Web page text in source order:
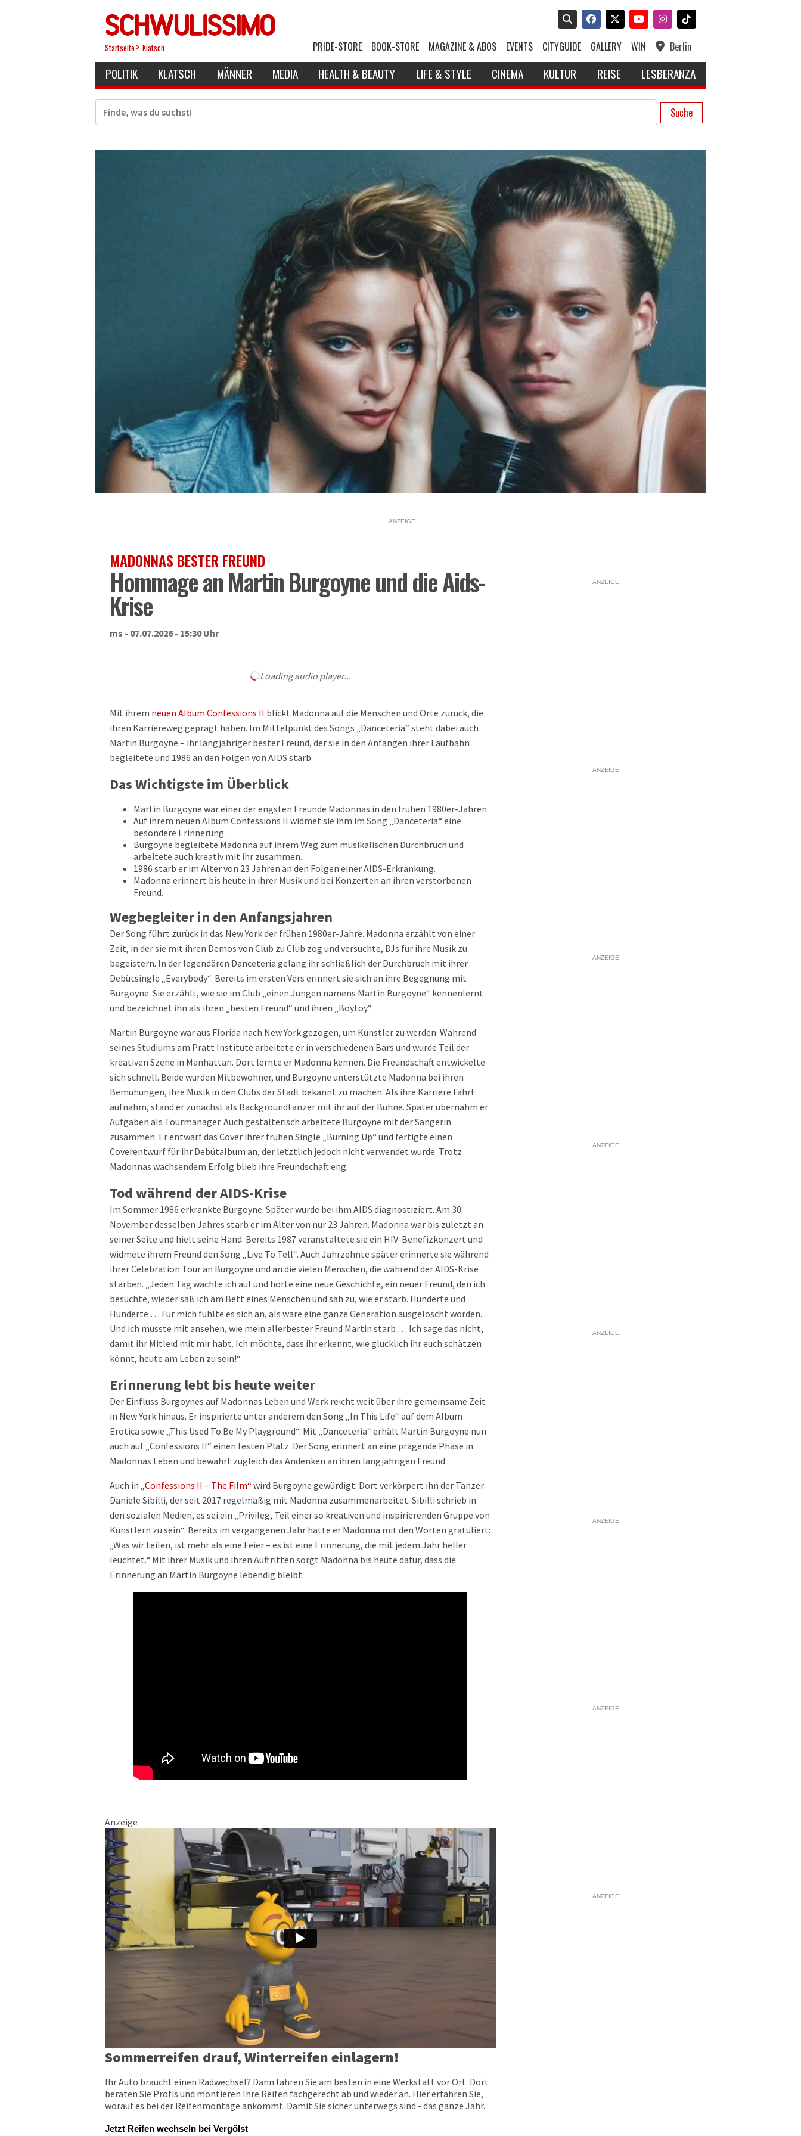
Startseite Klatsch PRIDE-STORE BOOK-STORE MAGAZINE & ABOS EVENTS CITYGUIDE GALLERY WIN Berlin
POLITIK KLATSCH MÄNNER MEDIA HEALTH & BEAUTY LIFE & STYLE CINEMA KULTUR REISE LESBERANZA
Suche
ANZEIGE
MADONNAS BESTER FREUND
Hommage an Martin Burgoyne und die Aids-
Krise
ms - 07.07.2026 - 15:30 Uhr
Loading audio player...
Mit ihrem neuen Album Confessions II blickt Madonna auf die Menschen und Orte zurück, die
ihren Karriereweg geprägt haben. Im Mittelpunkt des Songs „Danceteria“ steht dabei auch
Martin Burgoyne – ihr langjähriger bester Freund, der sie in den Anfängen ihrer Laufbahn
begleitete und 1986 an den Folgen von AIDS starb.
Das Wichtigste im Überblick
Martin Burgoyne war einer der engsten Freunde Madonnas in den frühen 1980er-Jahren.
Auf ihrem neuen Album Confessions II widmet sie ihm im Song „Danceteria“ eine
besondere Erinnerung.
Burgoyne begleitete Madonna auf ihrem Weg zum musikalischen Durchbruch und
arbeitete auch kreativ mit ihr zusammen.
1986 starb er im Alter von 23 Jahren an den Folgen einer AIDS-Erkrankung.
Madonna erinnert bis heute in ihrer Musik und bei Konzerten an ihren verstorbenen
Freund.
Wegbegleiter in den Anfangsjahren
Der Song führt zurück in das New York der frühen 1980er-Jahre. Madonna erzählt von einer
Zeit, in der sie mit ihren Demos von Club zu Club zog und versuchte, DJs für ihre Musik zu
begeistern. In der legendären Danceteria gelang ihr schließlich der Durchbruch mit ihrer
Debütsingle „Everybody“. Bereits im ersten Vers erinnert sie sich an ihre Begegnung mit
Burgoyne. Sie erzählt, wie sie im Club „einen Jungen namens Martin Burgoyne“ kennenlernt
und bezeichnet ihn als ihren „besten Freund“ und ihren „Boytoy“.
Martin Burgoyne war aus Florida nach New York gezogen, um Künstler zu werden. Während
seines Studiums am Pratt Institute arbeitete er in verschiedenen Bars und wurde Teil der
kreativen Szene in Manhattan. Dort lernte er Madonna kennen. Die Freundschaft entwickelte
sich schnell. Beide wurden Mitbewohner, und Burgoyne unterstützte Madonna bei ihren
Bemühungen, ihre Musik in den Clubs der Stadt bekannt zu machen. Als ihre Karriere Fahrt
aufnahm, stand er zunächst als Backgroundtänzer mit ihr auf der Bühne. Später übernahm er
Aufgaben als Tourmanager. Auch gestalterisch arbeitete Burgoyne mit der Sängerin
zusammen. Er entwarf das Cover ihrer frühen Single „Burning Up“ und fertigte einen
Coverentwurf für ihr Debütalbum an, der letztlich jedoch nicht verwendet wurde. Trotz
Madonnas wachsendem Erfolg blieb ihre Freundschaft eng.
Tod während der AIDS-Krise
Im Sommer 1986 erkrankte Burgoyne. Später wurde bei ihm AIDS diagnostiziert. Am 30.
November desselben Jahres starb er im Alter von nur 23 Jahren. Madonna war bis zuletzt an
seiner Seite und hielt seine Hand. Bereits 1987 veranstaltete sie ein HIV-Benefizkonzert und
widmete ihrem Freund den Song „Live To Tell“. Auch Jahrzehnte später erinnerte sie während
ihrer Celebration Tour an Burgoyne und an die vielen Menschen, die während der AIDS-Krise
starben. „Jeden Tag wachte ich auf und hörte eine neue Geschichte, ein neuer Freund, den ich
besuchte, wieder saß ich am Bett eines Menschen und sah zu, wie er starb. Hunderte und
Hunderte … Für mich fühlte es sich an, als wäre eine ganze Generation ausgelöscht worden.
Und ich musste mit ansehen, wie mein allerbester Freund Martin starb … Ich sage das nicht,
damit ihr Mitleid mit mir habt. Ich möchte, dass ihr erkennt, wie glücklich ihr euch schätzen
könnt, heute am Leben zu sein!“
Erinnerung lebt bis heute weiter
Der Einfluss Burgoynes auf Madonnas Leben und Werk reicht weit über ihre gemeinsame Zeit
in New York hinaus. Er inspirierte unter anderem den Song „In This Life“ auf dem Album
Erotica sowie „This Used To Be My Playground“. Mit „Danceteria“ erhält Martin Burgoyne nun
auch auf „Confessions II“ einen festen Platz. Der Song erinnert an eine prägende Phase in
Madonnas Leben und bewahrt zugleich das Andenken an ihren langjährigen Freund.
Auch in „Confessions II – The Film“ wird Burgoyne gewürdigt. Dort verkörpert ihn der Tänzer
Daniele Sibilli, der seit 2017 regelmäßig mit Madonna zusammenarbeitet. Sibilli schrieb in
den sozialen Medien, es sei ein „Privileg, Teil einer so kreativen und inspirierenden Gruppe von
Künstlern zu sein“. Bereits im vergangenen Jahr hatte er Madonna mit den Worten gratuliert:
„Was wir teilen, ist mehr als eine Feier – es ist eine Erinnerung, die mit jedem Jahr heller
leuchtet.“ Mit ihrer Musik und ihren Auftritten sorgt Madonna bis heute dafür, dass die
Erinnerung an Martin Burgoyne lebendig bleibt.
Anzeige
Sommerreifen drauf, Winterreifen einlagern!
Ihr Auto braucht einen Radwechsel? Dann fahren Sie am besten in eine Werkstatt vor Ort. Dort
beraten Sie Profis und montieren Ihre Reifen fachgerecht ab und wieder an. Hier erfahren Sie,
worauf es bei der Reifenmontage ankommt. Damit Sie sicher unterwegs sind - das ganze Jahr.
Jetzt Reifen wechseln bei Vergölst
ANZEIGE
ANZEIGE
ANZEIGE
ANZEIGE
ANZEIGE
ANZEIGE
ANZEIGE
ANZEIGE